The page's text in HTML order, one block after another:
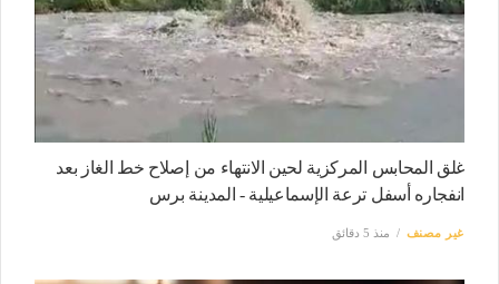
غلق المحابس المركزية لحين الانتهاء من إصلاح خط الغاز بعد
انفجاره أسفل ترعة الإسماعيلية - المدينة برس
غير مصنف منذ 5 دقائق